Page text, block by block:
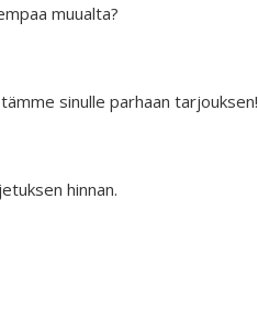
muualta?
sinulle parhaan tarjouksen!
hinnan.